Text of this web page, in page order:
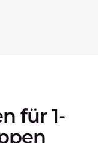
für 1-